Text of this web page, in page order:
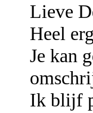
Lieve
Heel
Je kan
Ik blijf